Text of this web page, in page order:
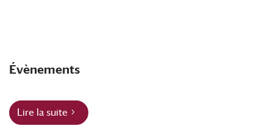
Évènements
Lire la suite